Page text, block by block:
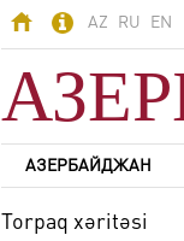
AZ RU EN
АЗЕРБАЙДЖАН
АЗЕРБАЙДЖАН
Torpaq xəritəsi